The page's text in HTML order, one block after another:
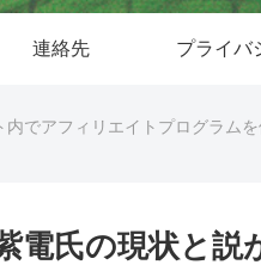
連絡先 プライバ
内でアフィリエイトプログラム
電氏の現状と説